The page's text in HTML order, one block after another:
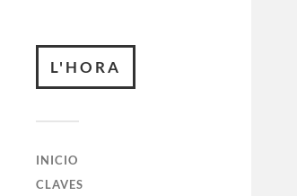
L'HORA
INICIO
CLAVES